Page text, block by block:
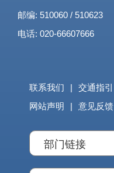
邮编: 510060 / 510623
电话: 020-66607666
联系我们 交通指引
网站声明
意见反馈